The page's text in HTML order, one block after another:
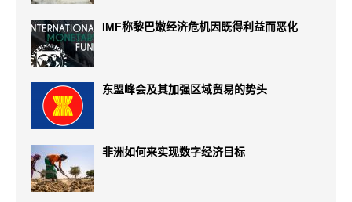
IMF称黎巴嫩经济危机因既得利益而恶化
东盟峰会及其加强区域贸易的势头
非洲如何来实现数字经济目标